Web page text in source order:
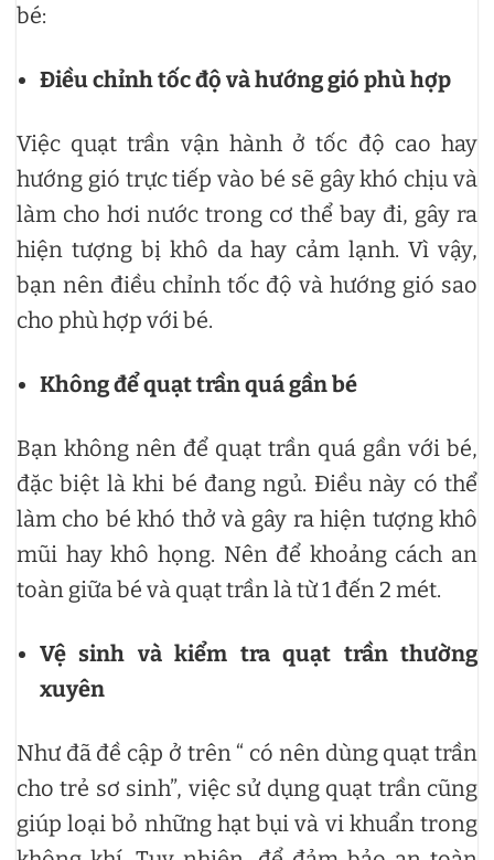
bé:
Điều chỉnh tốc độ và hướng gió phù hợp
Việc quạt trần vận hành ở tốc độ cao hay
hướng gió trực tiếp vào bé sẽ gây khó chịu và
làm cho hơi nước trong cơ thể bay đi, gây ra
hiện tượng bị khô da hay cảm lạnh. Vì vậy,
bạn nên điều chỉnh tốc độ và hướng gió sao
cho phù hợp với bé.
Không để quạt trần quá gần bé
Bạn không nên để quạt trần quá gần với bé,
đặc biệt là khi bé đang ngủ. Điều này có thể
làm cho bé khó thở và gây ra hiện tượng khô
mũi hay khô họng. Nên để khoảng cách an
toàn giữa bé và quạt trần là từ 1 đến 2 mét.
Vệ sinh và kiểm tra quạt trần thường
xuyên
Như đã đề cập ở trên “ có nên dùng quạt trần
cho trẻ sơ sinh”, việc sử dụng quạt trần cũng
giúp loại bỏ những hạt bụi và vi khuẩn trong